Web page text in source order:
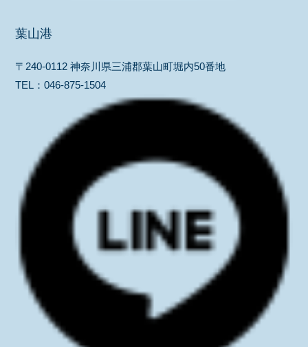
葉山港
〒240-0112 神奈川県三浦郡葉山町堀内50番地
TEL：046-875-1504